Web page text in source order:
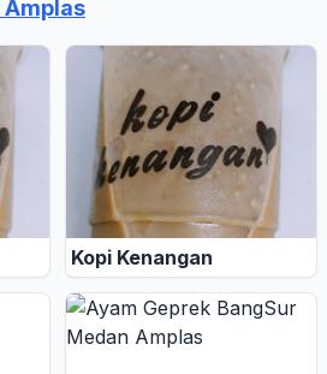
Amplas
Kopi Kenangan